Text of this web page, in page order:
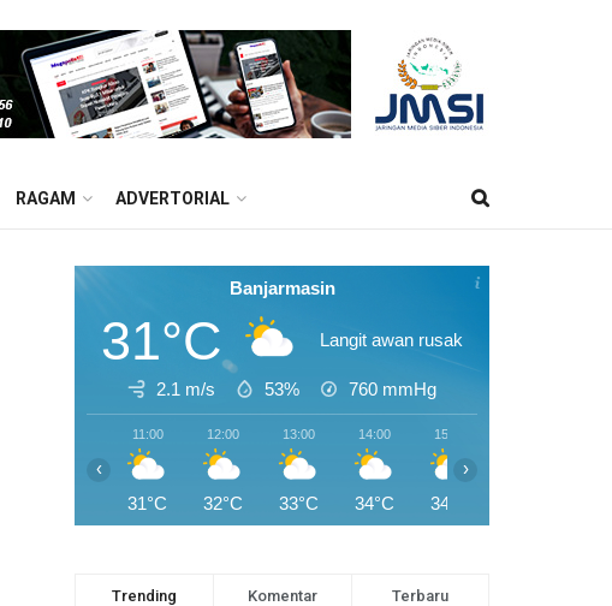
RAGAM ADVERTORIAL
Banjarmasin
31°C Langit awan rusak
2.1 m/s 53% 760 mmHg
11:00
31°C
12:00
32°C
13:00
33°C
14:00
34°C
15:00
34°C
‹ ›
Trending Komentar Terbaru